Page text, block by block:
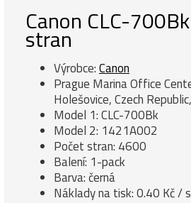
Canon CLC-
stran
Výrobce:Canon
Prague Marina Office
Holešovice, Czech
Model 1: CLC-700Bk
Model 2: 1421A002
Počet stran: 4600
Balení: 1-pack
Barva: černá
Náklady na tisk: 0.40 Kč /